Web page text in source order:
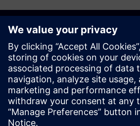
Kezdő